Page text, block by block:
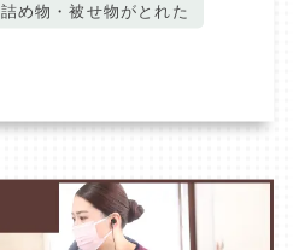
詰め物・被せ物がとれた